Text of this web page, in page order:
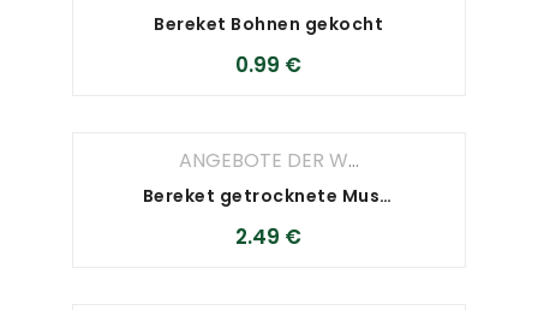
Bereket Bohnen gekocht
0.99 €
ANGEBOTE DER WOCHE
Bereket getrocknete Muskraut-Blätter 200 g
2.49 €